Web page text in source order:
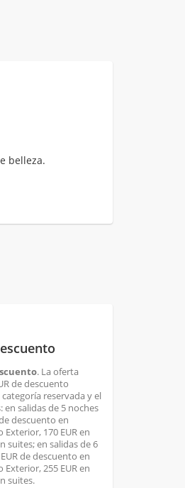
belleza.
. La oferta
de descuento
reservada y el
salidas de 5 noches
descuento en
170 EUR en
suites; en salidas de 6
de descuento en
255 EUR en
suites.